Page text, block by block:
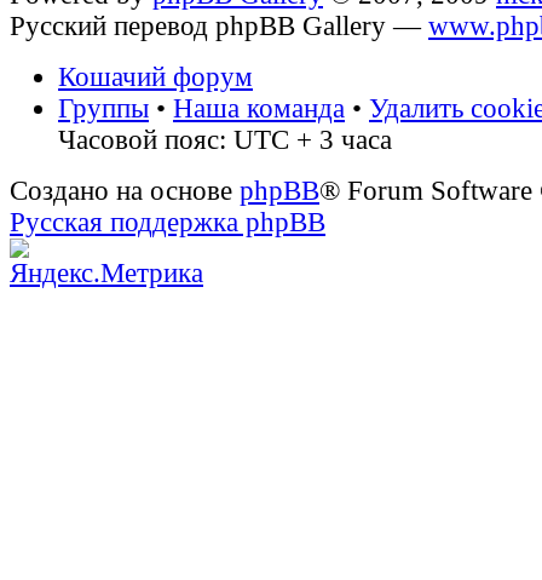
Русский перевод phpBB Gallery —
Кошачий форум
Группы • Наша команда • Удалить
Часовой пояс: UTC + 3 часа
Создано на основе phpBB® Forum
Русская поддержка phpBB